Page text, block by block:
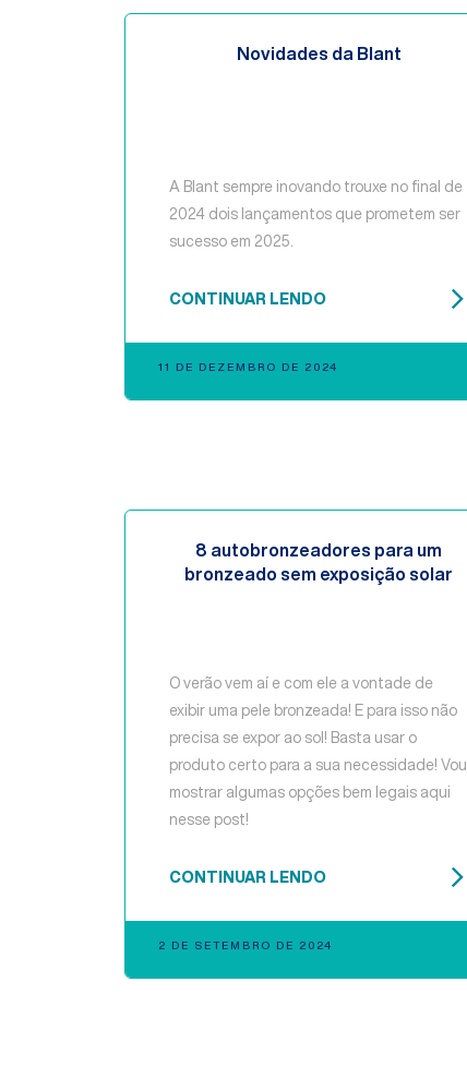
Novidades da Blant
A Blant sempre inovando trouxe no final de
2024 dois lançamentos que prometem ser
sucesso em 2025.
CONTINUAR LENDO
11 DE DEZEMBRO DE 2024
8 autobronzeadores para um
bronzeado sem exposição solar
O verão vem aí e com ele a vontade de
exibir uma pele bronzeada! E para isso não
precisa se expor ao sol! Basta usar o
produto certo para a sua necessidade! Vou
mostrar algumas opções bem legais aqui
nesse post!
CONTINUAR LENDO
2 DE SETEMBRO DE 2024